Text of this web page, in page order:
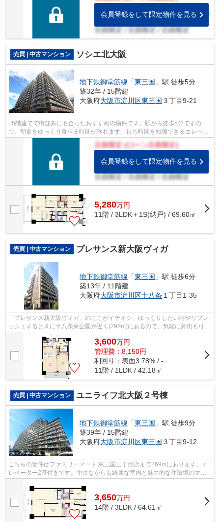
会員登録をして限定物件を見る
売買 | 中古マンション ソシエ北大阪
地下鉄御堂筋線 「東三国 」駅 徒歩5分
築32年 / 15階建
大阪府大阪市淀川区東三国 ３丁目9-21
15階建てで街並みにも合ったおすすめの物件です。駅から徒歩5分ですの
で、朝食をゆっくり食べる時間が作れます。待ち時間を短縮できるエレベー
ター2基の物件です。不動産購入は人生で...
会員登録をして限定物件を見る
5,280万円
11階 / 3LDK＋1S(納戸) / 69.60㎡
売買 | 中古マンション プレサンス新大阪ヴィガ
地下鉄御堂筋線 「東三国 」駅 徒歩6分
築13年 / 11階建
大阪府大阪市淀川区十八条 １丁目1-35
「プレサンス新大阪ヴィガ」のここがイチオシ。ゆっくりしたい時やリフレ
ッシュするときに十八条東公園が近く(298m)にあるので、気軽に外出も可能
です。物件から駅まで徒歩6分です。地...
3,600万円
管理費：8,150円
利回り：表面3.78% / -
11階 / 1LDK / 42.18㎡
売買 | 中古マンション ユニライフ北大阪２号棟
地下鉄御堂筋線 「東三国 」駅 徒歩9分
築39年 / 15階建
大阪府大阪市淀川区東三国 ３丁目9-12
こちらの物件はファミリーマート 東三国三丁目店まで269mにあります。エ
レベーター2基付きです。中古ながらも綺麗な室内と魅力的な住環境のマン
3,650万円
14階 / 3LDK / 64.61㎡